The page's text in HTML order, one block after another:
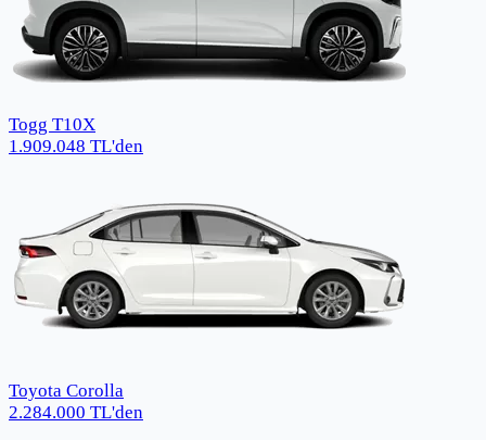
Togg T10X
1.909.048 TL'den
Toyota Corolla
2.284.000 TL'den